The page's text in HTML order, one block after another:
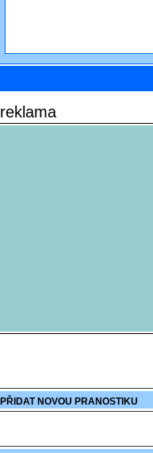
reklama
PŘIDAT NOVOU PRANOSTIKU